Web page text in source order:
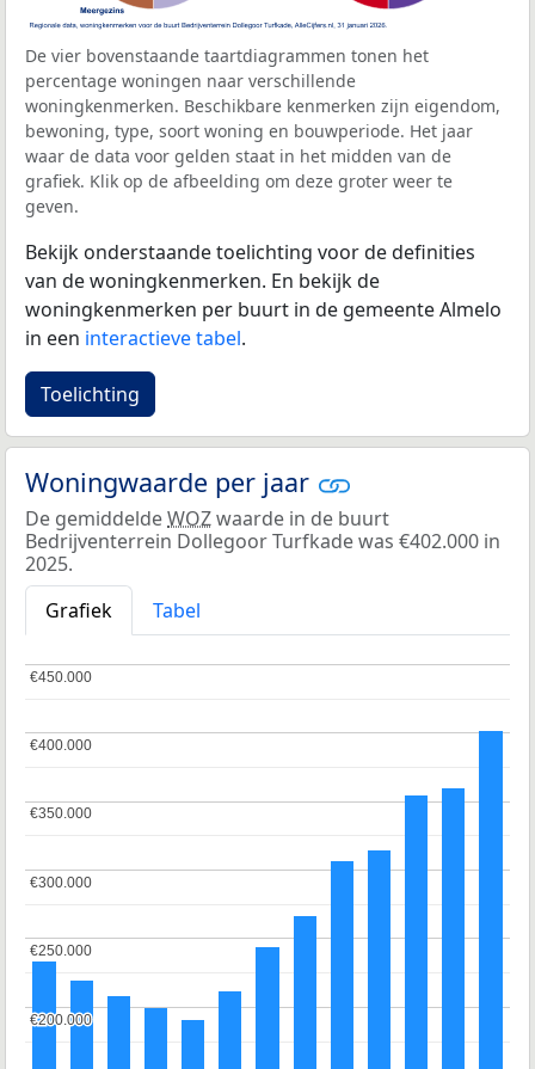
De vier bovenstaande taartdiagrammen tonen het
percentage woningen naar verschillende
woningkenmerken. Beschikbare kenmerken zijn eigendom,
bewoning, type, soort woning en bouwperiode. Het jaar
waar de data voor gelden staat in het midden van de
grafiek. Klik op de afbeelding om deze groter weer te
geven.
Bekijk onderstaande toelichting voor de definities
van de woningkenmerken. En bekijk de
woningkenmerken per buurt in de gemeente Almelo
in een interactieve tabel.
Toelichting
Woningwaarde per jaar
De gemiddeldeWOZwaarde in de buurt
Bedrijventerrein Dollegoor Turfkade was €402.000 in
2025.
Grafiek
Tabel
€200.000
€200.000
€250.000
€250.000
€300.000
€300.000
€350.000
€350.000
€400.000
€400.000
€450.000
€450.000